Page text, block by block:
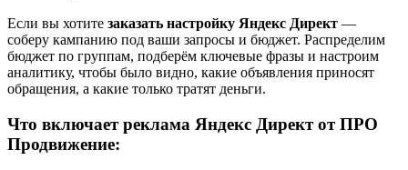
Если вы хотите заказать настройку Яндекс Директ —
соберу кампанию под ваши запросы и бюджет. Распределим
бюджет по группам, подберём ключевые фразы и настроим
аналитику, чтобы было видно, какие объявления приносят
обращения, а какие только тратят деньги.
Что включает реклама Яндекс Директ от ПРО
Продвижение: